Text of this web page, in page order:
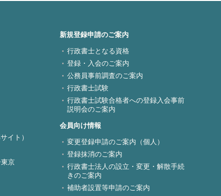
イト）
京
新規登録申請のご案内
行政書士となる資格
登録・入会のご案内
公務員事前調査のご案内
行政書士試験
行政書士試験合格者への登録入会事前
説明会のご案内
会員向け情報
変更登録申請のご案内（個人）
登録抹消のご案内
行政書士法人の設立・変更・解散手続
きのご案内
補助者設置等申請のご案内